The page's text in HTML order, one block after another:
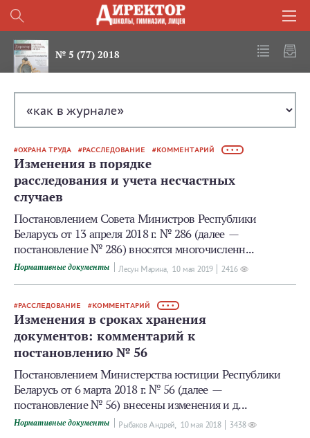
№ 5 (77) 2018
ОХРАНА ТРУДА РАССЛЕДОВАНИЕ КОММЕНТАРИЙ • • •
Изменения в порядке
расследования и учета несчастных
случаев
Постановлением Совета Министров Республики
Беларусь от 13 апреля 2018 г. № 286 (далее —
постановление № 286) вносятся многочисленн...
Нормативные документы Лесун Марина, 10 мая 2019 2416
РАССЛЕДОВАНИЕ КОММЕНТАРИЙ • • •
Изменения в сроках хранения
документов: комментарий к
постановлению № 56
Постановлением Министерства юстиции Республики
Беларусь от 6 марта 2018 г. № 56 (далее —
постановление № 56) внесены изменения и д...
Нормативные документы Рыбаков Андрей, 10 мая 2018 3438